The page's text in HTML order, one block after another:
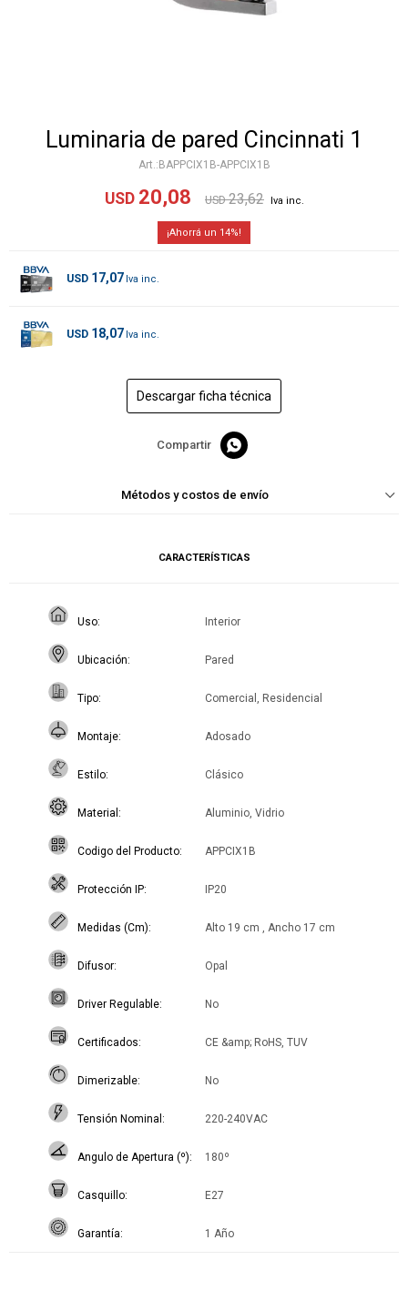
Luminaria de pared Cincinnati 1
BAPPCIX1B-APPCIX1B
USD 20,08 USD 23,62
14
USD 17,07
USD 18,07
Descargar ficha técnica

Métodos y costos de envío
CARACTERÍSTICAS
Uso Interior
Ubicación Pared
Tipo Comercial, Residencial
Montaje Adosado
Estilo Clásico
Material Aluminio, Vidrio
Codigo del Producto APPCIX1B
Protección IP IP20
Medidas (Cm) Alto 19 cm , Ancho 17 cm
Difusor Opal
Driver Regulable No
Certificados CE &amp; RoHS, TUV
Dimerizable No
Tensión Nominal 220-240VAC
Angulo de Apertura (º) 180º
Casquillo E27
Garantía 1 Año